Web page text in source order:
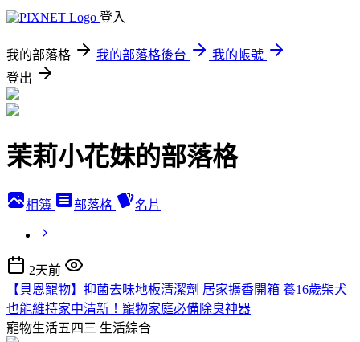
登入
我的部落格 我的部落格後台
我的帳號
登出
茉莉小花妹的部落格
相簿 部落格 名片
2天前
【貝恩寵物】抑菌去味地板清潔劑 居家擴香開箱 養16歲柴犬
也能維持家中清新！寵物家庭必備除臭神器
寵物生活五四三 生活綜合